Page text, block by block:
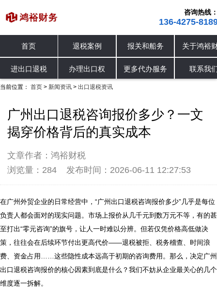
咨询热线
136-4275-
首页
进出口退税
退税案例
办理出口权
报关和船务
更多代办服务
关于鸿裕
联系我
公司动态 行业资讯 出口退税资讯
当前位置： 首页 > 新闻资讯 > 出口退税资讯
广州出口退税咨询报价多少？一文
揭穿价格背后的真实成本
文章作者：鸿裕财税
浏览量：284
发布时间：2026-06-11 12:27:53
在广州外贸企业的日常经营中，“广州出口退税咨询报价多少”几乎是每位
负责人都会面对的现实问题。市场上报价从几千元到数万元不等，有的甚
至打出“零元咨询”的旗号，让人一时难以分辨。但若仅凭价格高低做决
策，往往会在后续环节付出更高代价——退税被拒、税务稽查、时间浪
费、资金占用……这些隐性成本远高于初期的咨询费用。那么，决定广州
出口退税咨询报价的核心因素到底是什么？我们不妨从企业最关心的几个
维度逐一拆解。